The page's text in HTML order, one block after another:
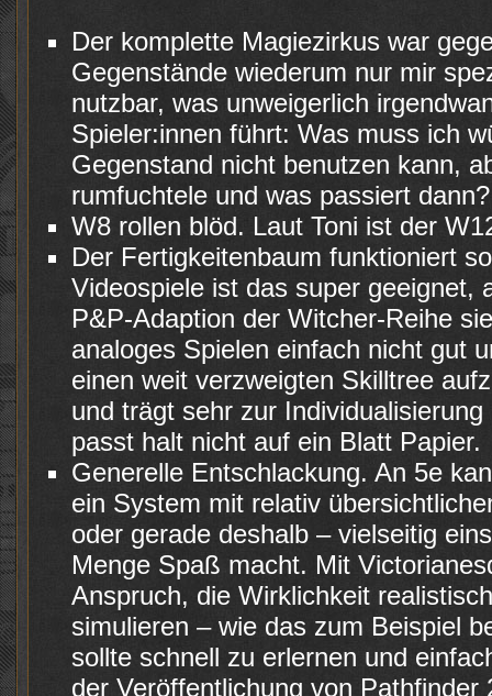
Der komplette Magiezirkus war
Gegenstände wiederum nur mir
nutzbar, was unweigerlich
Spieler:innen führt: Was muss ich
Gegenstand nicht benutzen kann,
rumfuchtele und was passiert dann?
W8 rollen blöd. Laut Toni ist der
Der Fertigkeitenbaum funktioniert
Videospiele ist das super geeignet,
P&P-Adaption der Witcher-Reihe
analoges Spielen einfach nicht gut
einen weit verzweigten Skilltree
und trägt sehr zur
passt halt nicht auf ein Blatt Papier.
Generelle Entschlackung. An 5e
ein System mit relativ
oder gerade deshalb – vielseitig
Menge Spaß macht. Mit
Anspruch, die Wirklichkeit
simulieren – wie das zum Beispiel
sollte schnell zu erlernen und
der Veröffentlichung von Pathfinder